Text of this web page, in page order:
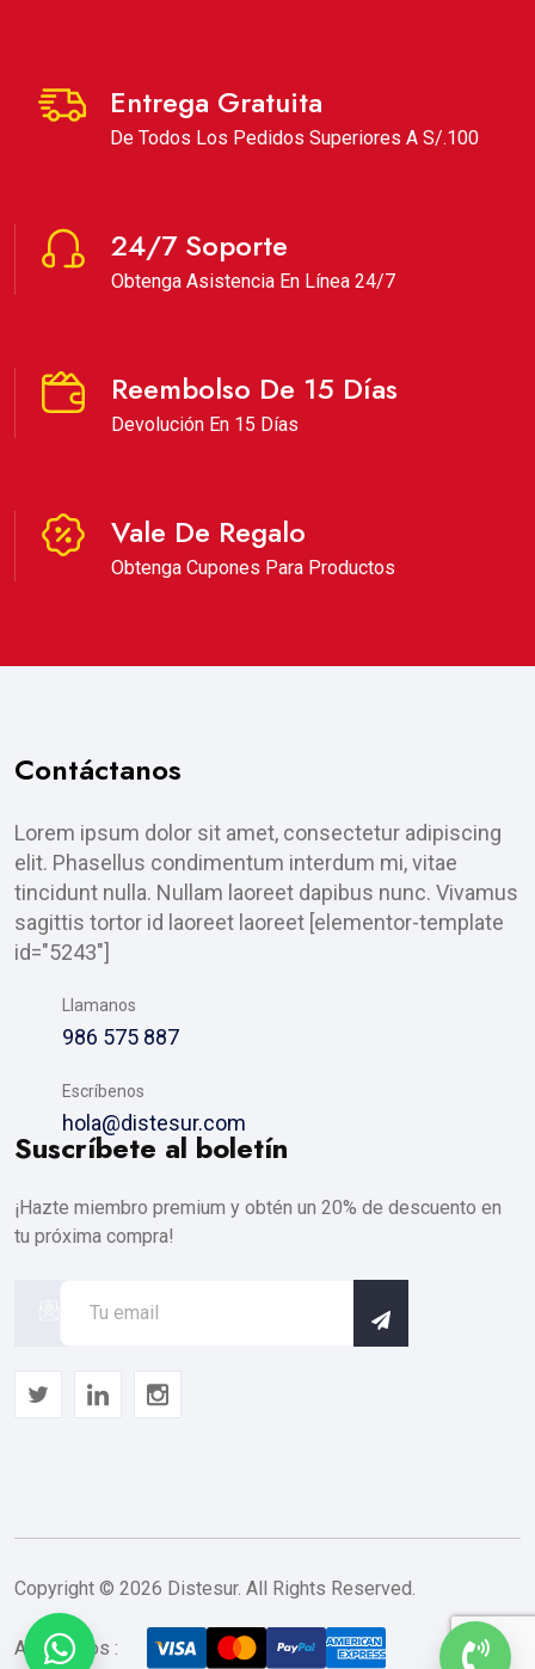
Entrega Gratuita
De Todos Los Pedidos Superiores A S/.100
24/7 Soporte
Obtenga Asistencia En Línea 24/7
Reembolso De 15 Días
Devolución En 15 Días
Vale De Regalo
Obtenga Cupones Para Productos
Contáctanos
Lorem ipsum dolor sit amet, consectetur adipiscing
elit. Phasellus condimentum interdum mi, vitae
tincidunt nulla. Nullam laoreet dapibus nunc. Vivamus
sagittis tortor id laoreet laoreet [elementor-template
id="5243"]
Llamanos
986 575 887
Escríbenos
hola@distesur.com
Suscríbete al boletín
¡Hazte miembro premium y obtén un 20% de descuento en
tu próxima compra!
Copyright © 2026 Distesur. All Rights Reserved.
Aceptamos :